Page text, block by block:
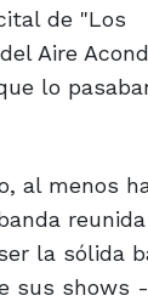
de "Los
Aire
lo
al menos
la sólida
sus shows